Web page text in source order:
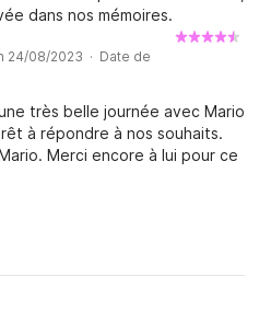
dans nos mémoires.
24/08/2023 · Date de
très belle journée avec Mario
à répondre à nos souhaits.
Merci encore à lui pour ce